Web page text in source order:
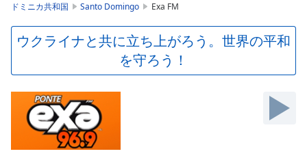
Play
Video
Skip
Forward
ドミニカ共和国 Santo Domingo Exa FM
ウクライナと共に立ち上がろう。世界の平和
を守ろう！